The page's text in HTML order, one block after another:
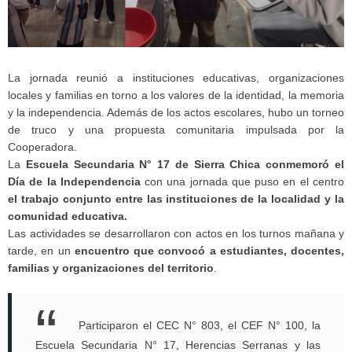
La jornada reunió a instituciones educativas, organizaciones
locales y familias en torno a los valores de la identidad, la memoria
y la independencia. Además de los actos escolares, hubo un torneo
de truco y una propuesta comunitaria impulsada por la
Cooperadora.
La Escuela Secundaria N° 17 de Sierra Chica conmemoró el
Día de la Independenciacon una jornada que puso en el centro
el trabajo conjunto entre las instituciones de la localidad y la
comunidad educativa.
Las actividades se desarrollaron con actos en los turnos mañana y
tarde, en un encuentro que convocó a estudiantes, docentes,
familias y organizaciones del territorio.
Participaron el CEC N° 803, el CEF N° 100, la
Escuela Secundaria N° 17, Herencias Serranas y las